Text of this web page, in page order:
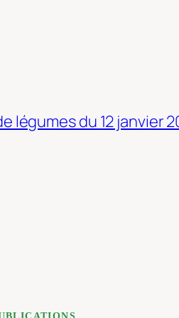
légumes du 12 janvier